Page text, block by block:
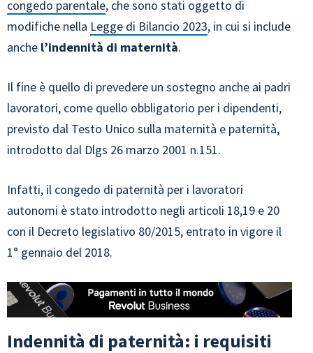
congedo parentale, che sono stati oggetto di
modifiche nella Legge di Bilancio 2023, in cui si include
anche l’indennità di maternità.
Il fine è quello di prevedere un sostegno anche ai padri
lavoratori, come quello obbligatorio per i dipendenti,
previsto dal Testo Unico sulla maternità e paternità,
introdotto dal Dlgs 26 marzo 2001 n.151.
Infatti, il congedo di paternità per i lavoratori
autonomi è stato introdotto negli articoli 18,19 e 20
con il Decreto legislativo 80/2015, entrato in vigore il
1° gennaio del 2018.
Indennità di paternità: i requisiti